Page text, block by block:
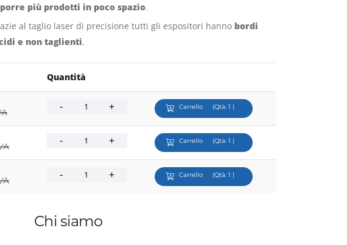
più prodotti in poco spazio.
al taglio laser di precisione tutti gli espositori hanno bordi
e non taglienti.
Quantità
Carrello (Qtà:1 )
Carrello (Qtà:1 )
Carrello (Qtà:1 )
Chi siamo